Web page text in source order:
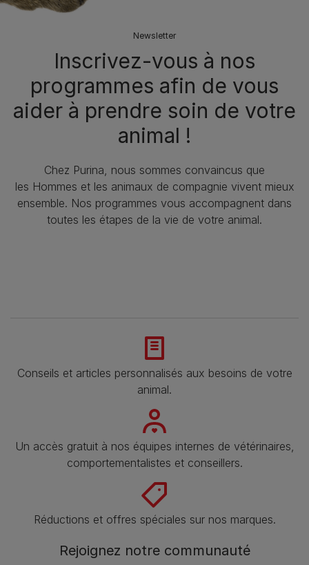
Newsletter
Inscrivez-vous à nos
programmes afin de vous
aider à prendre soin de votre
animal !​
Chez Purina, nous sommes convaincus que
les Hommes et les animaux de compagnie vivent mieux
ensemble. Nos programmes vous accompagnent dans
toutes les étapes de la vie de votre animal.​
Conseils et articles personnalisés aux besoins de votre
animal​.
Un accès gratuit à nos équipes internes de vétérinaires,
comportementalistes et conseillers.
Réductions et offres spéciales sur nos marques.
Rejoignez notre communauté